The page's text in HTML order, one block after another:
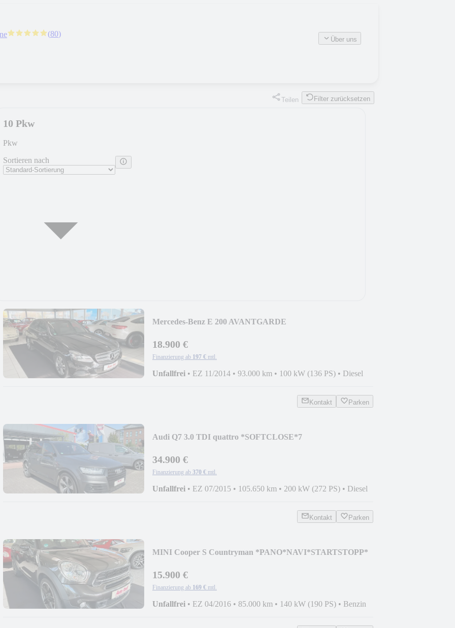
(80)
Über uns
Teilen Filter zurücksetzen
10 Pkw
Pkw
Sortieren nach
Mercedes-Benz E 200 AVANTGARDE
18.900 €
Finanzierung ab 197 € mtl.
Unfallfrei • EZ 11/2014 • 93.000 km • 100 kW (136 PS) • Diesel
Kontakt Parken
Audi Q7 3.0 TDI quattro *SOFTCLOSE*7
34.900 €
Finanzierung ab 370 € mtl.
Unfallfrei • EZ 07/2015 • 105.650 km • 200 kW (272 PS) • Diesel
Kontakt Parken
MINI Cooper S Countryman *PANO*NAVI*STARTSTOPP*
15.900 €
Finanzierung ab 169 € mtl.
Unfallfrei • EZ 04/2016 • 85.000 km • 140 kW (190 PS) • Benzin